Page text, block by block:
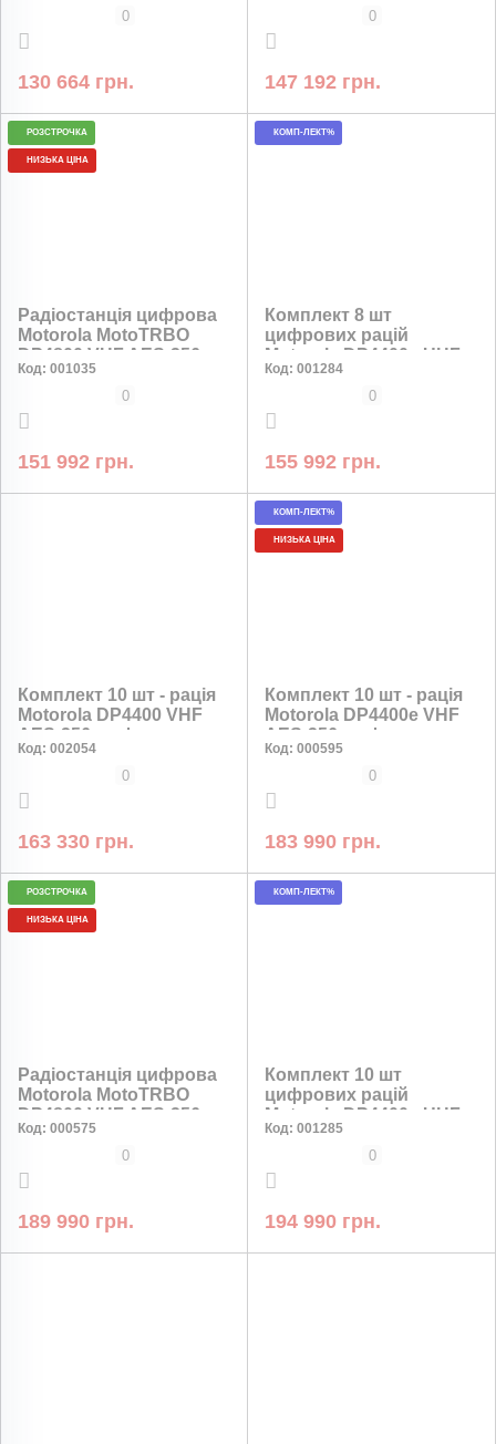
0
130 664 грн.
0
147 192 грн.
РОЗСТРОЧКА
НИЗЬКА ЦІНА
Радіостанція цифрова
Motorola MotoTRBO
DP4800 VHF AES-256
шифрування, комплект
Код: 001035
0
151 992 грн.
КОМП-ЛЕКТ%
Комплект 8 шт
цифрових рацій
Motorola DP4400e UHF
2450 мАг
Код: 001284
0
155 992 грн.
Комплект 10 шт - рація
Motorola DP4400 VHF
AES-256 шифрування
Код: 002054
0
163 330 грн.
КОМП-ЛЕКТ%
НИЗЬКА ЦІНА
Комплект 10 шт - рація
Motorola DP4400e VHF
AES-256 шифрування
Код: 000595
0
183 990 грн.
РОЗСТРОЧКА
НИЗЬКА ЦІНА
Радіостанція цифрова
Motorola MotoTRBO
DP4800 VHF AES-256
шифрування, комплект
Код: 000575
0
189 990 грн.
КОМП-ЛЕКТ%
Комплект 10 шт
цифрових рацій
Motorola DP4400e UHF
2450 мАг
Код: 001285
0
194 990 грн.